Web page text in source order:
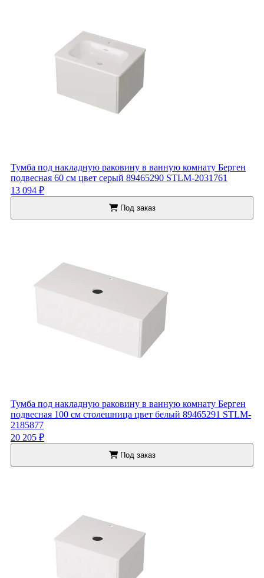
Тумба под накладную раковину в ванную комнату Берген
подвесная 60 см цвет серый 89465290 STLM-2031761
13 094 ₽
Под заказ
Тумба под накладную раковину в ванную комнату Берген
подвесная 100 см столешница цвет белый 89465291 STLM-
2185877
20 205 ₽
Под заказ